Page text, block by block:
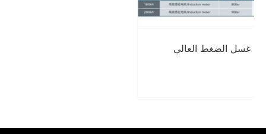
قلب وعقل غسالة الضغط: المحرك التعريفي